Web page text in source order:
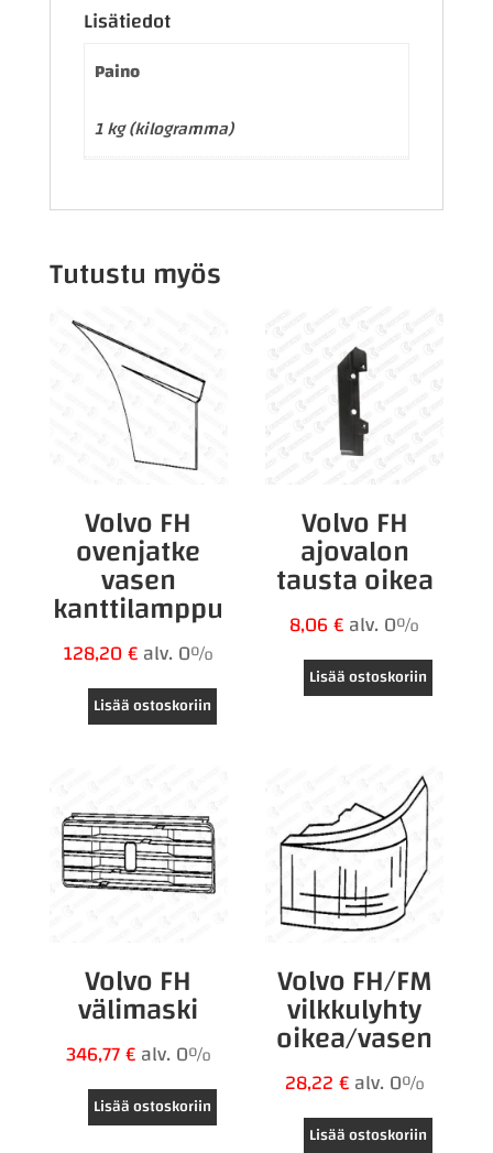
Lisätiedot
Paino
1 kg (kilogramma)
Tutustu myös
Volvo FH
ovenjatke
vasen
kanttilamppu
128,20€alv. 0%
Lisää ostoskoriin
Volvo FH
ajovalon
tausta oikea
8,06€alv. 0%
Lisää ostoskoriin
Volvo FH
välimaski
346,77€alv. 0%
Lisää ostoskoriin
Volvo FH/FM
vilkkulyhty
oikea/vasen
28,22€alv. 0%
Lisää ostoskoriin